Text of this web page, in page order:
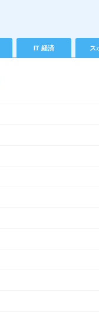
IT 経済 ス